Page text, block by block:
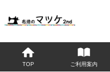
TOP ご利用案内